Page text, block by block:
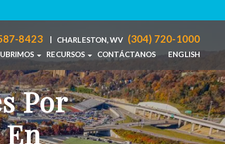
8423 | CHARLESTON, WV (304) 720-1000
OH
WV
RECURSOS
RECURSOS PARA LESIONES PERSONALES
CONTÁCTANOS ENGLISH
Por
En